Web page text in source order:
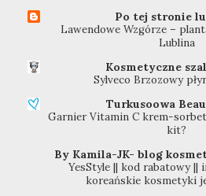
Po tej stronie
Lawendowe Wzgórze –
Lublina
Kosmetyczne
Sylveco Brzozowy
Turkusoowa
Garnier Vitamin C krem-
kit?
By Kamila-JK- blog
YesStyle || kod rabatowy ||
koreańskie kosmetyki